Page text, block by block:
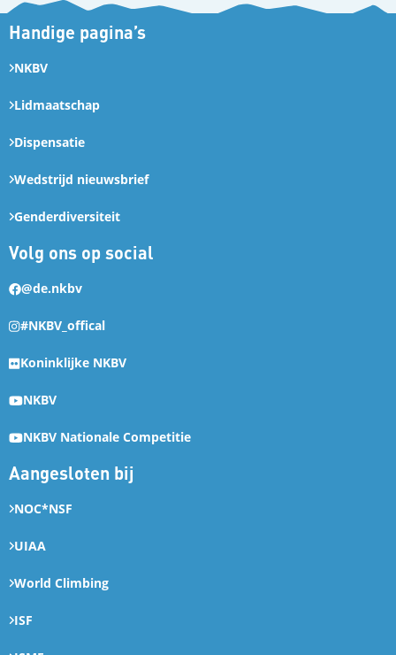
Handige pagina’s
NKBV
Lidmaatschap
Dispensatie
Wedstrijd nieuwsbrief
Genderdiversiteit
Volg ons op social
@de.nkbv
#NKBV_offical
Koninklijke NKBV
NKBV
NKBV Nationale Competitie
Aangesloten bij
NOC*NSF
UIAA
World Climbing
ISF